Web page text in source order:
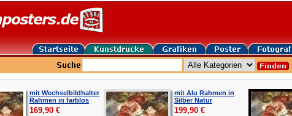
mit Wechselbildhalter
Rahmen in farblos
169,90 €
mit Alu Rahmen in
Silber Natur
199,90 €